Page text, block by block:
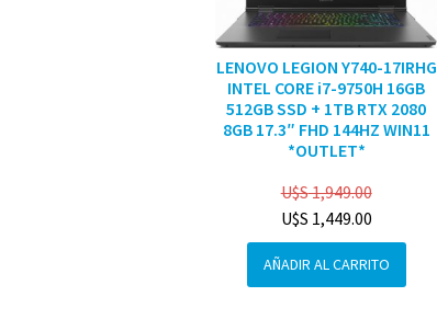
LENOVO LEGION Y740-17IRHG
INTEL CORE i7-9750H 16GB
512GB SSD + 1TB RTX 2080
8GB 17.3″ FHD 144HZ WIN11
*OUTLET*
U$S1,949.00
U$S 1,449.00
AÑADIR AL CARRITO